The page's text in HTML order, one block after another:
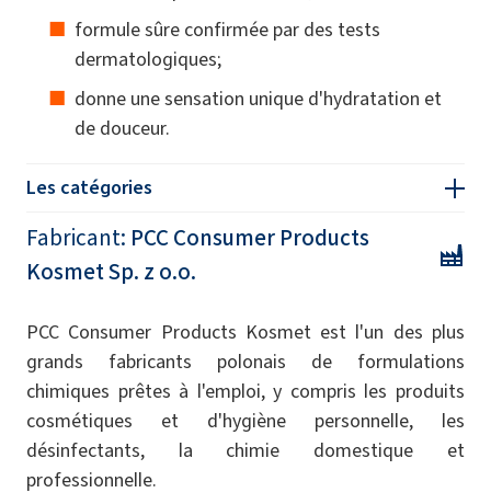
formule sûre confirmée par des tests
dermatologiques;
donne une sensation unique d'hydratation et
de douceur.
Les catégories
Fabricant: PCC Consumer Products
Kosmet Sp. z o.o.
PCC Consumer Products Kosmet est l'un des plus
grands fabricants polonais de formulations
chimiques prêtes à l'emploi, y compris les produits
cosmétiques et d'hygiène personnelle, les
désinfectants, la chimie domestique et
professionnelle.